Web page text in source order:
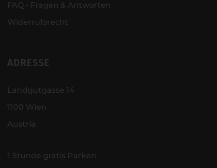
FAQ - Fragen & Antworten
Widerrufsrecht
ADRESSE
Landgutgasse 14
1100 Wien
Austria
1 Stunde gratis Parken